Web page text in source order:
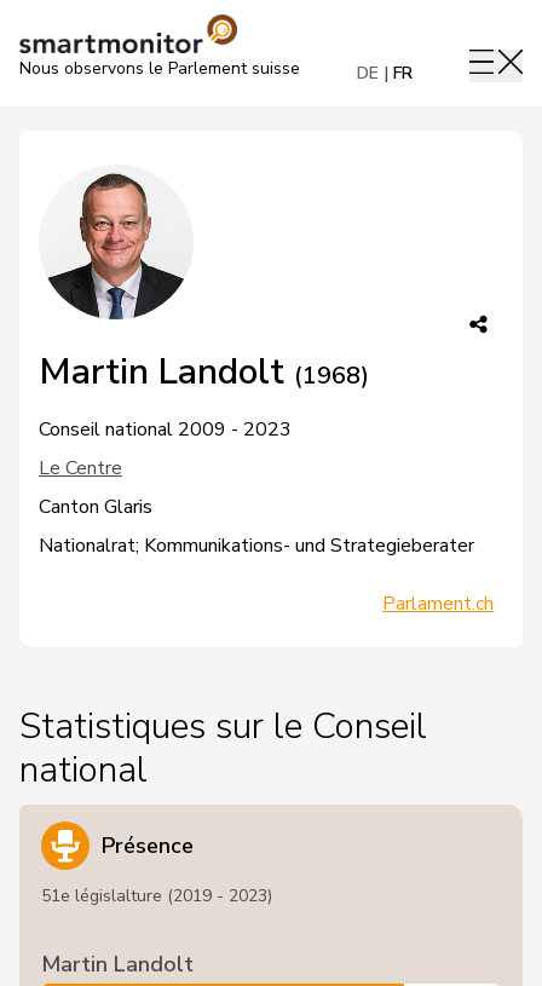
Nous observons le Parlement suisse DE FR
Martin Landolt (1968)
Conseil national 2009 - 2023
Le Centre
Canton Glaris
Nationalrat; Kommunikations- und Strategieberater
Parlament.ch
Statistiques sur le Conseil
national
Présence
51e législalture (2019 - 2023)
Martin Landolt